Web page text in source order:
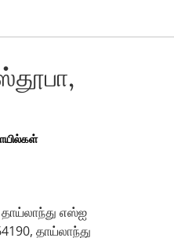
தாய்லாந்து எஸ்ஐ
தாய்லாந்து